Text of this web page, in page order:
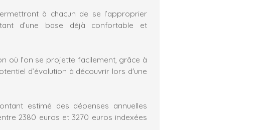
à chacun de se l’approprier
d’une base déjà confortable et
où l’on se projette facilement, grâce à
d’évolution à découvrir lors d'une
estimé des dépenses annuelles
2380 euros et 3270 euros indexées